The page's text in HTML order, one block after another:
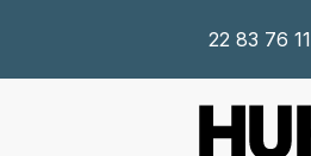
22 83 76 11